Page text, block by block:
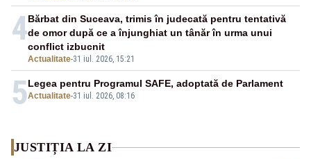
4
Actualitate-31 iul. 2026, 15:21
Bărbat din Suceava, trimis în judecată pentru tentativă
de omor după ce a înjunghiat un tânăr în urma unui
conflict izbucnit
5Actualitate-31 iul. 2026, 08:16
Legea pentru Programul SAFE, adoptată de Parlament
JUSTIȚIA LA ZI